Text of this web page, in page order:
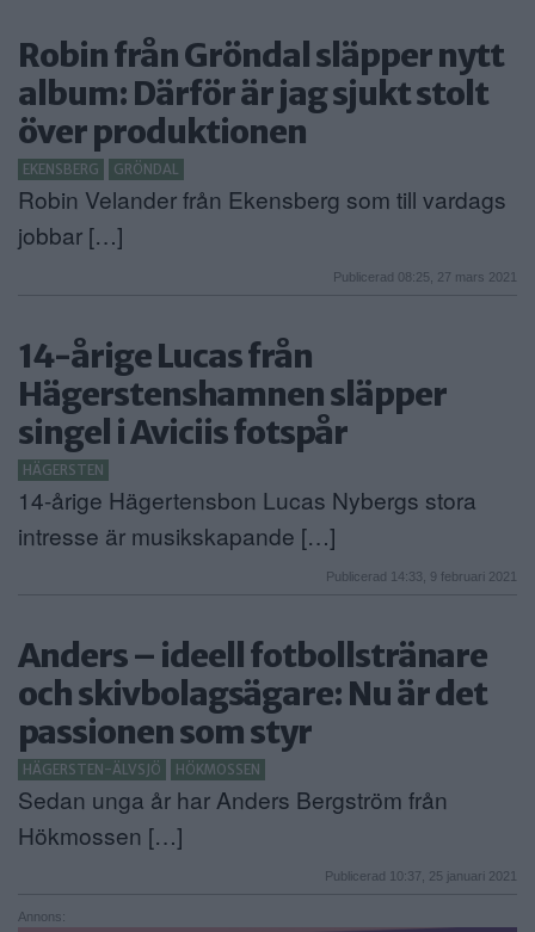
Robin från Gröndal släpper nytt
album: Därför är jag sjukt stolt
över produktionen
EKENSBERG GRÖNDAL
Robin Velander från Ekensberg som till vardags
jobbar […]
Publicerad 08:25, 27 mars 2021
14-årige Lucas från
Hägerstenshamnen släpper
singel i Aviciis fotspår
HÄGERSTEN
14-årige Hägertensbon Lucas Nybergs stora
intresse är musikskapande […]
Publicerad 14:33, 9 februari 2021
Anders – ideell fotbollstränare
och skivbolagsägare: Nu är det
passionen som styr
HÄGERSTEN-ÄLVSJÖ HÖKMOSSEN
Sedan unga år har Anders Bergström från
Hökmossen […]
Publicerad 10:37, 25 januari 2021
Annons: